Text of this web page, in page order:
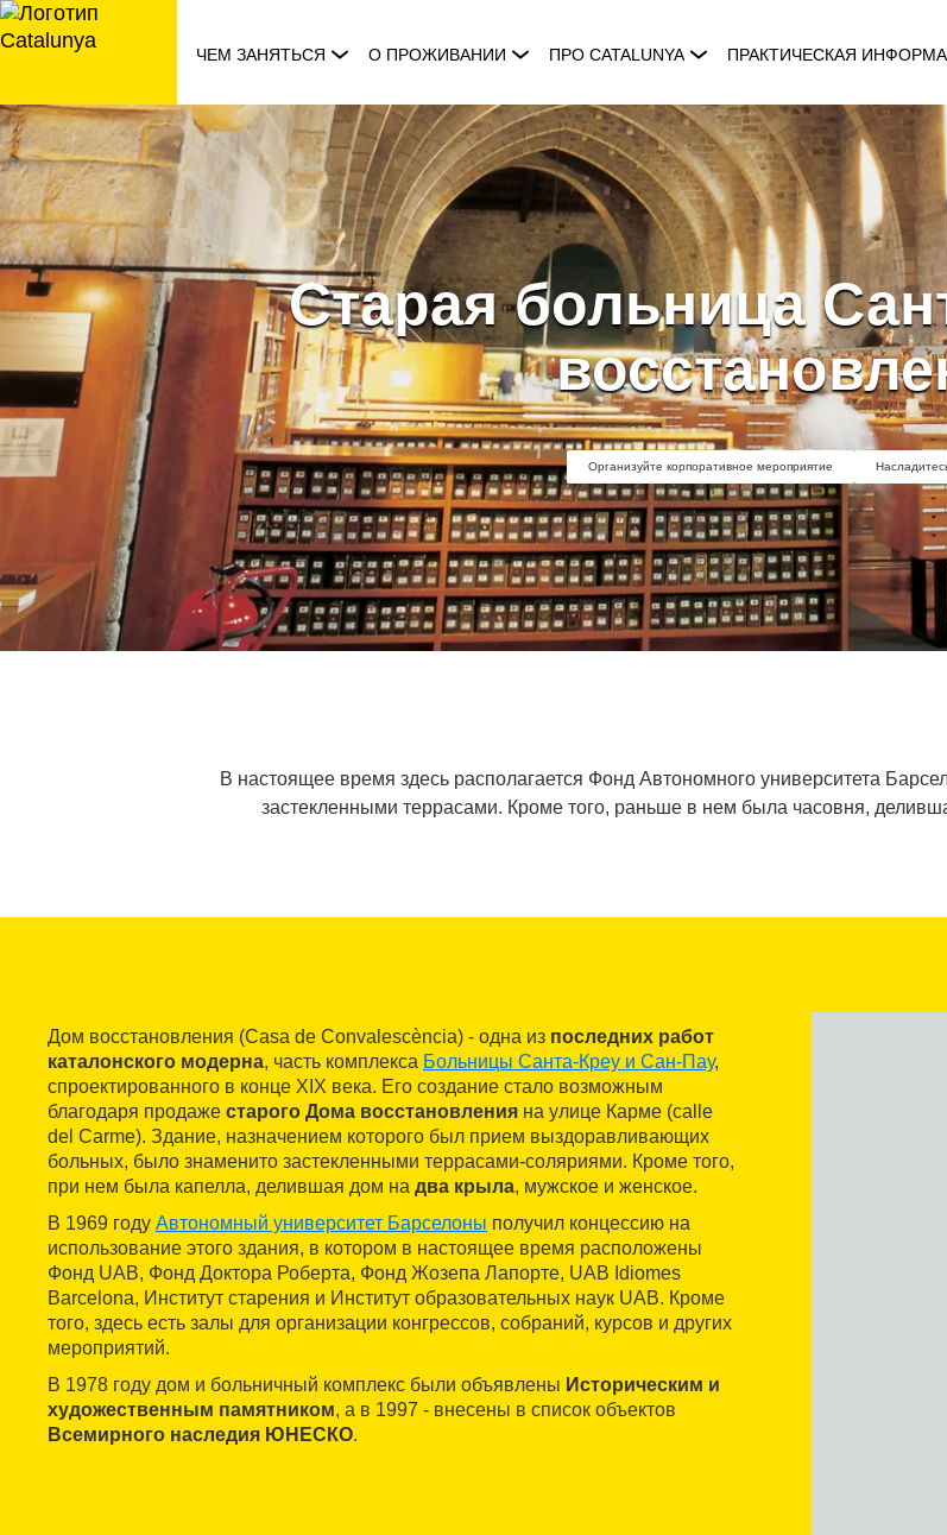
перейти
к
ЧЕМ ЗАНЯТЬСЯ О ПРОЖИВАНИИ ПРО CATALUNYA ПРАКТИЧЕСКАЯ
Старая больница
Организуйте корпоративное мероприятие
В настоящее время здесь располагается Фонд Автономного университета
застекленными террасами. Кроме того, раньше в нем была часовня,
Дом восстановления (Casa de Convalescència) - одна из последних работ
каталонского модерна, часть комплекса Больницы Санта-Креу и Сан-Пау,
спроектированного в конце XIX века. Его создание стало возможным
благодаря продаже старого Дома восстановления на улице Карме (calle
del Carme). Здание, назначением которого был прием выздоравливающих
больных, было знаменито застекленными террасами-соляриями. Кроме того,
при нем была капелла, делившая дом на два крыла, мужское и женское.
В 1969 году Автономный университет Барселоны получил концессию на
использование этого здания, в котором в настоящее время расположены
Фонд UAB, Фонд Доктора Роберта, Фонд Жозепа Лапорте, UAB Idiomes
Barcelona, Институт старения и Институт образовательных наук UAB. Кроме
того, здесь есть залы для организации конгрессов, собраний, курсов и других
мероприятий.
В 1978 году дом и больничный комплекс были объявлены Историческим и
художественным памятником, а в 1997 - внесены в список объектов
Всемирного наследия ЮНЕСКО.